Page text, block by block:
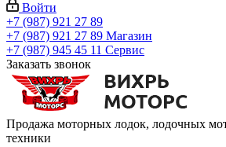
Войти
+7 (987) 921 27 89
+7 (987) 921 27 89 Магазин
+7 (987) 945 45 11 Сервис
Заказать звонок
Продажа моторных лодок, лодочных
техники